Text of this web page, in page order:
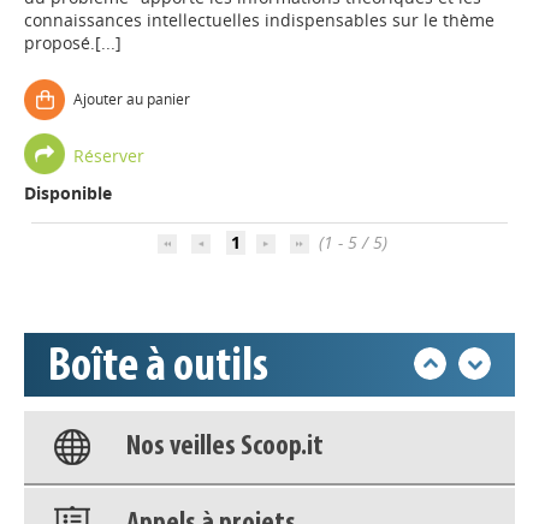
connaissances intellectuelles indispensables sur le thème
proposé.[...]
Ajouter au panier
Réserver
Disponible
1 (1 - 5 / 5)
Boîte à outils
Appels à projets
Accéder à son compte - (Se
Base documentaire
Nos veilles Scoop.it
Appels à projets